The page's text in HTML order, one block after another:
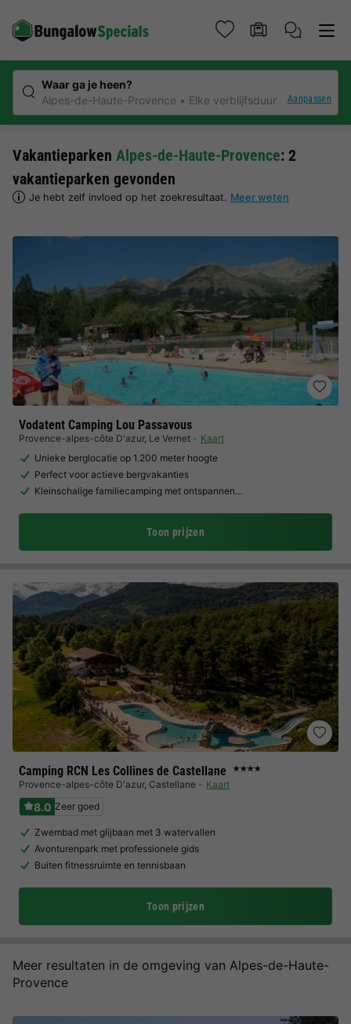
Waar ga je heen?
Alpes-de-Haute-Provence
Elke verblijfsduur Aanpassen
Vakantieparken Alpes-de-Haute-Provence: 2
vakantieparken gevonden
Je hebt zelf invloed op het zoekresultaat. Meer weten
Vodatent Camping Lou Passavous
Provence-alpes-côte D'azur, Le Vernet
Kaart
Unieke berglocatie op 1.200 meter hoogte
Perfect voor actieve bergvakanties
Kleinschalige familiecamping met ontspannen…
Toon prijzen
Camping RCN Les Collines de Castellane ★★★★
Provence-alpes-côte D'azur, Castellane Kaart
8.0 Zeer goed
Zwembad met glijbaan met 3 watervallen
Avonturenpark met professionele gids
Buiten fitnessruimte en tennisbaan
Toon prijzen
Meer resultaten in de omgeving van Alpes-de-Haute-
Provence